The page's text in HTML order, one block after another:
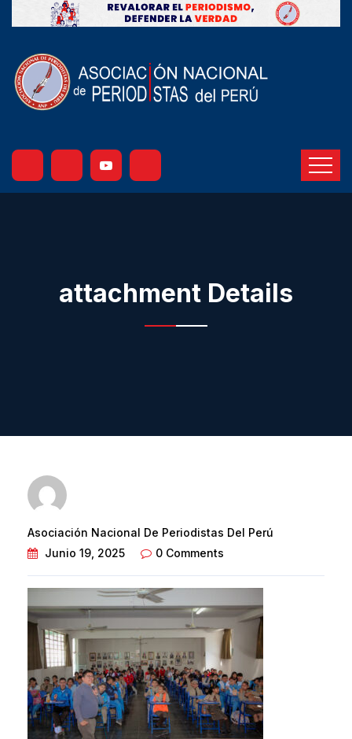
attachment Details
Asociación Nacional De Periodistas Del Perú
Junio 19, 2025
0 Comments